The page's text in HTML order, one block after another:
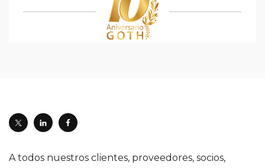
A todos nuestros clientes, proveedores, socios,